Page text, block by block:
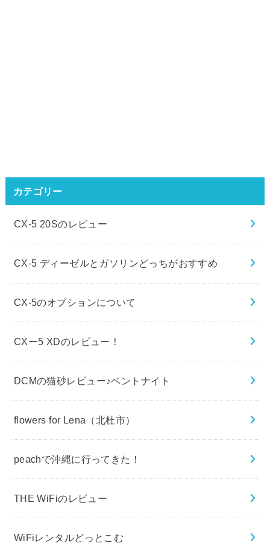
カテゴリー
CX-5 20Sのレビュー
CX-5 ディーゼルとガソリンどっちがおすすめ
CX-5のオプションについて
CXー5 XDのレビュー！
DCMの猫砂レビュー♪ベントナイト
flowers for Lena（北杜市）
peachで沖縄に行ってきた！
THE WiFiのレビュー
WiFiレンタルどっとこむ